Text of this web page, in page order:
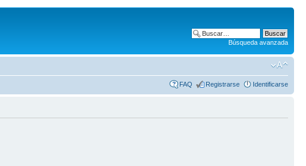
Búsqueda avanzada
FAQ Registrarse Identificarse